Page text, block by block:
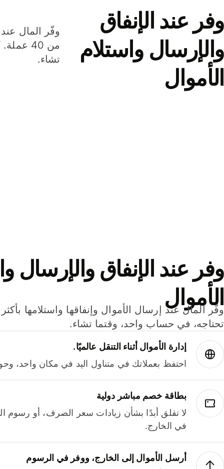
وفر عند الإنفاق
والإرسال واستلام
الأموال
وفّر المال عند
من 40
تشاء.
وفر عند الإنفاق والإرسال
الأموال
تحتاجه، في حساب واحد، وقتما تشاء.
إدارة الأموال أثناء التنقل عالميًا.
احتفظ بعملاتك في متناول اليد في مكان واحد،
بطاقة خصم مباشر دولية
لا تقلق أبدًا بشأن زيادات سعر الصرف، أو رسوم
في الخارج.
أرسل الأموال إلى الخارج، ووفر في الرسوم